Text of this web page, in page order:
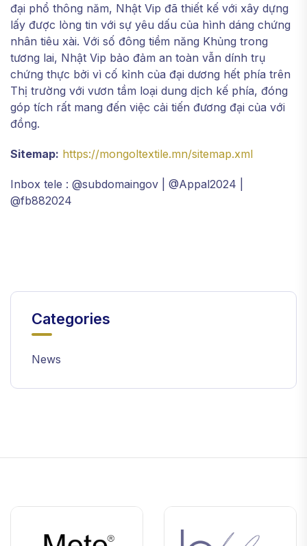
đại phổ thông năm, Nhật Vip đã thiết kế với xây dựng
lấy được lòng tin với sự yêu dấu của hình dáng chứng
nhân tiêu xài. Với số đông tiềm năng Khủng trong
tương lai, Nhật Vip bảo đảm an toàn vẫn dính trụ
chứng thực bởi vì cố kỉnh của đại dương hết phía trên
Thị trường với vươn tầm loại dung dịch kế phía, đóng
góp tích rất mang đến việc cải tiến đương đại của với
đồng.
Sitemap: https://mongoltextile.mn/sitemap.xml
Inbox tele : @subdomaingov | @Appal2024 |
@fb882024
Categories
News